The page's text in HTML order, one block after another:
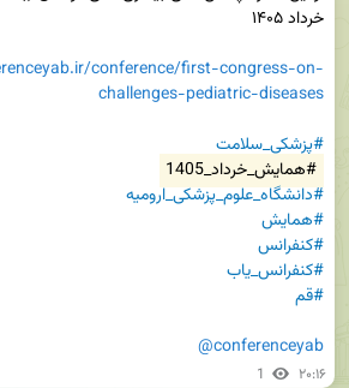
conference/first-congress-on-
challenges-pediatric-diseases
#پزشکی_سلامت
#همایش_خرداد_1405
#دانشگاه_علوم_پزشکی_ارومیه
#همایش
#کنفرانس
#کنفرانس_یاب
#قم
@conferenceyab
1 ۲۰:۱۶